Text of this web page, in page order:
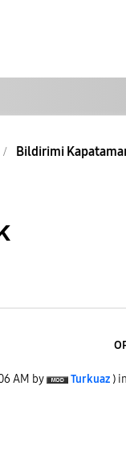
Bildirimi
AM by Turkuaz ) in